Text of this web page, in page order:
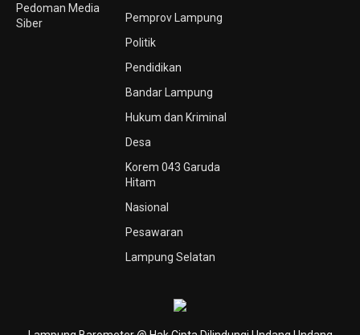
Pedoman Media
Siber
Pemprov Lampung
Politik
Pendidikan
Bandar Lampung
Hukum dan Kriminal
Desa
Korem 043 Garuda
Hitam
Nasional
Pesawaran
Lampung Selatan